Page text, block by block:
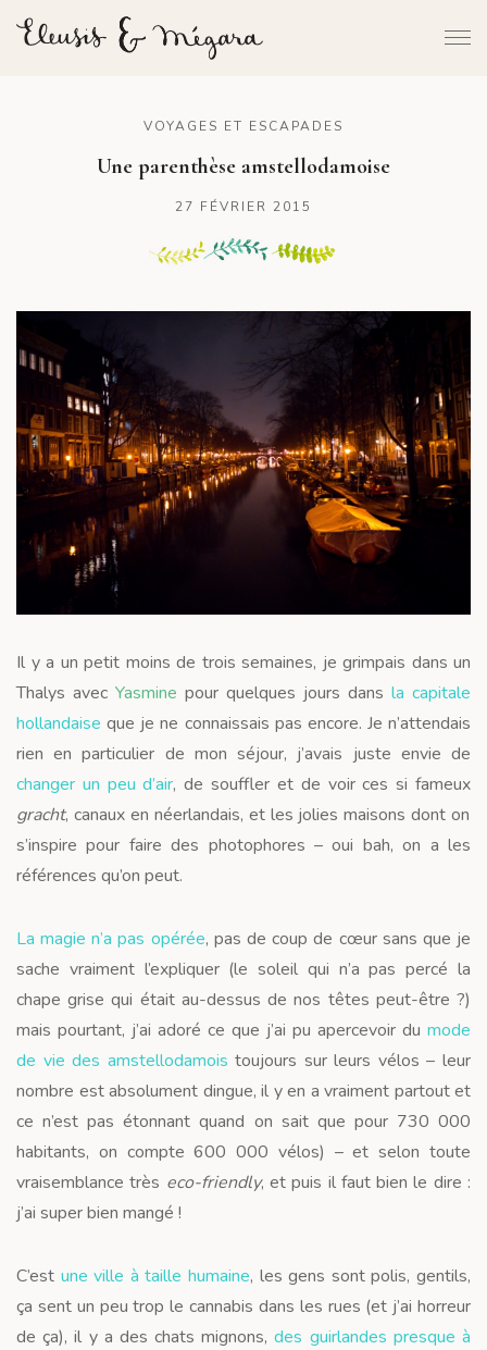
VOYAGES ET ESCAPADES
Une parenthèse amstellodamoise
27 FÉVRIER 2015
Il y a un petit moins de trois semaines, je grimpais dans un
Thalys avec Yasmine pour quelques jours dans la capitale
hollandaise que je ne connaissais pas encore. Je n’attendais
rien en particulier de mon séjour, j’avais juste envie de
changer un peu d’air, de souffler et de voir ces si fameux
gracht, canaux en néerlandais, et les jolies maisons dont on
s’inspire pour faire des photophores – oui bah, on a les
références qu’on peut.
La magie n’a pas opérée, pas de coup de cœur sans que je
sache vraiment l’expliquer (le soleil qui n’a pas percé la
chape grise qui était au-dessus de nos têtes peut-être ?)
mais pourtant, j’ai adoré ce que j’ai pu apercevoir du mode
de vie des amstellodamois toujours sur leurs vélos – leur
nombre est absolument dingue, il y en a vraiment partout et
ce n’est pas étonnant quand on sait que pour 730 000
habitants, on compte 600 000 vélos) – et selon toute
vraisemblance très eco-friendly, et puis il faut bien le dire :
j’ai super bien mangé !
C’est une ville à taille humaine, les gens sont polis, gentils,
ça sent un peu trop le cannabis dans les rues (et j’ai horreur
de ça), il y a des chats mignons,des guirlandes presque à